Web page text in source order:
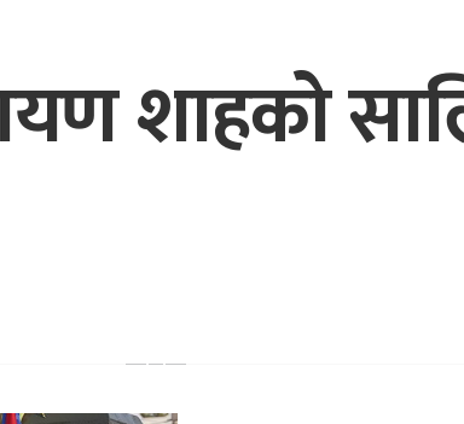
शाहको